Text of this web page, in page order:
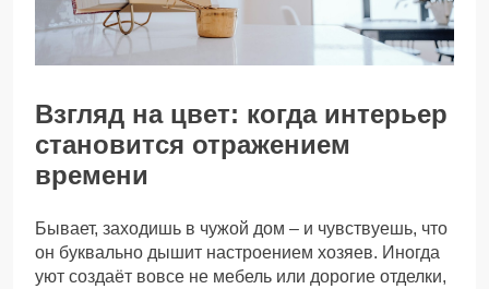
Взгляд на цвет: когда интерьер
становится отражением
времени
Бывает, заходишь в чужой дом – и чувствуешь, что
он буквально дышит настроением хозяев. Иногда
уют создаёт вовсе не мебель или дорогие отделки,